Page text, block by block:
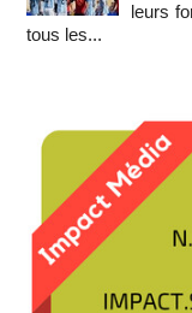
leurs
tous les...